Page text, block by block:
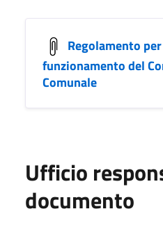
Regolamento
funzionamento del
Comunale
Ufficio
documento